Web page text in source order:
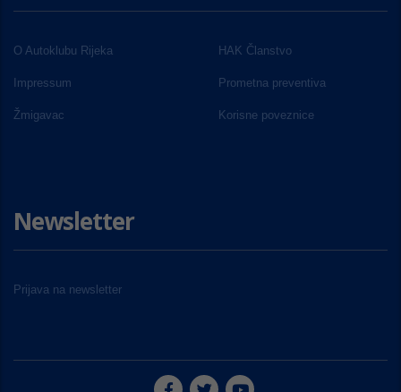
O Autoklubu Rijeka HAK Članstvo
Impressum Prometna preventiva
Žmigavac Korisne poveznice
Newsletter
Prijava na newsletter